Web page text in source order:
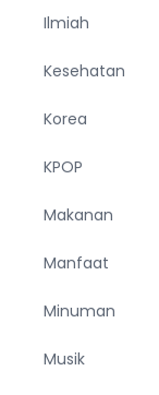
Ilmiah
Kesehatan
Korea
KPOP
Makanan
Manfaat
Minuman
Musik